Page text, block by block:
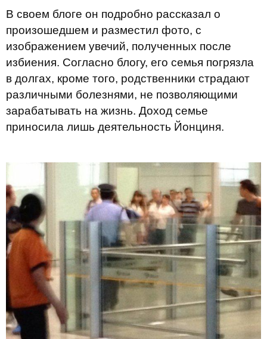
В своем блоге он подробно рассказал о
произошедшем и разместил фото, с
изображением увечий, полученных после
избиения. Согласно блогу, его семья погрязла
в долгах, кроме того, родственники страдают
различными болезнями, не позволяющими
зарабатывать на жизнь. Доход семье
приносила лишь деятельность Йонциня.